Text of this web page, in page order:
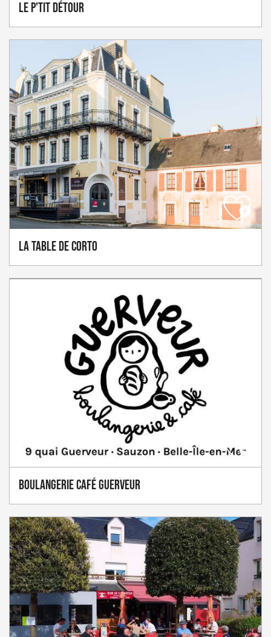
Le P'tit Détour
La Table de Corto
Boulangerie Café Guerveur